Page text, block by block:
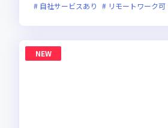
自社サービスあり
リモートワーク可
NEW